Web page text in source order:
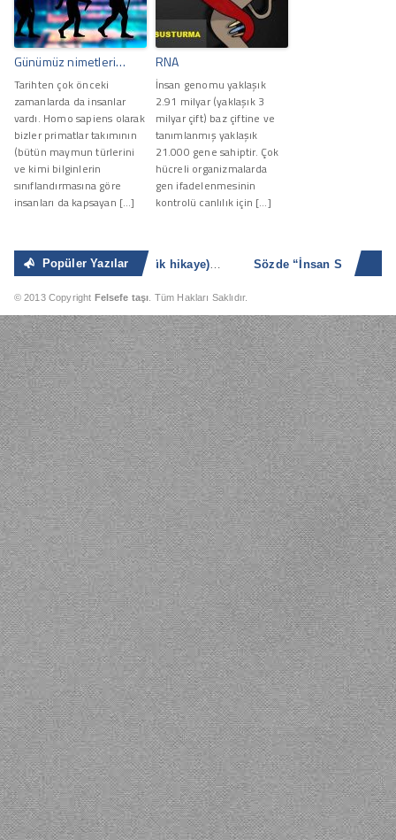
Günümüz nimetleri…
Tarihten çok önceki
zamanlarda da insanlar
vardı. Homo sapiens olarak
bizler primatlar takımının
(bütün maymun türlerini
ve kimi bilginlerin
sınıflandırmasına göre
insanları da kapsayan […]
RNA
İnsan genomu yaklaşık
2.91 milyar (yaklaşık 3
milyar çift) baz çiftine ve
tanımlanmış yaklaşık
21.000 gene sahiptir. Çok
hücreli organizmalarda
gen ifadelenmesinin
kontrolü canlılık için […]
Popüler Yazılar Hıyar Kokusu (küçük hikaye)Yazın en sıcak zamanı. Temmuz
© 2013 Copyright Felsefe taşı . Tüm Hakları Saklıdır.